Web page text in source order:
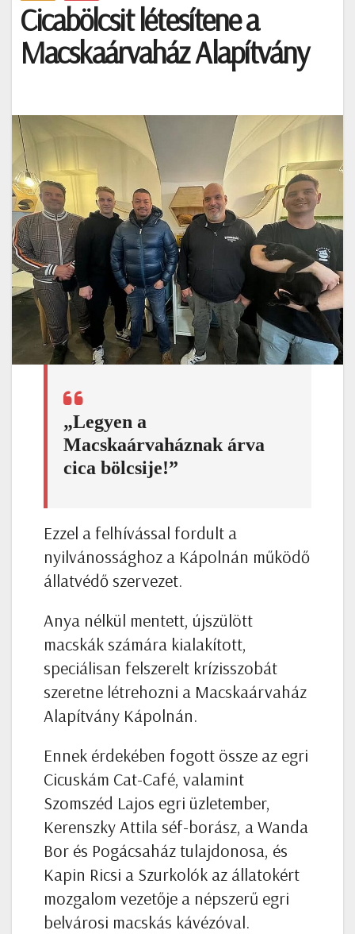
Cicabölcsit létesítene a
Macskaárvaház Alapítvány
„Legyen a
Macskaárvaháznak árva
cica bölcsije!”
Ezzel a felhívással fordult a
nyilvánossághoz a Kápolnán működő
állatvédő szervezet.
Anya nélkül mentett, újszülött
macskák számára kialakított,
speciálisan felszerelt krízisszobát
szeretne létrehozni a Macskaárvaház
Alapítvány Kápolnán.
Ennek érdekében fogott össze az egri
Cicuskám Cat-Café, valamint
Szomszéd Lajos egri üzletember,
Kerenszky Attila séf-borász, a Wanda
Bor és Pogácsaház tulajdonosa, és
Kapin Ricsi a Szurkolók az állatokért
mozgalom vezetője a népszerű egri
belvárosi macskás kávézóval.